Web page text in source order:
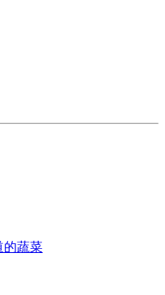
的蔬菜